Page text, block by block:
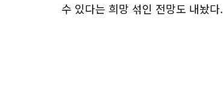
수 있다는 희망 섞인 전망도 내놨다.